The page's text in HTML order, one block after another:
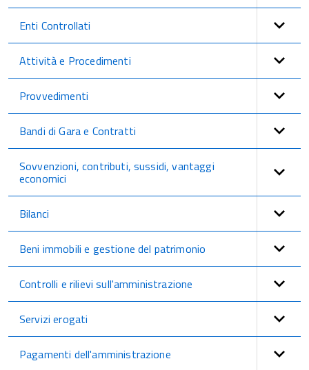
Enti Controllati
Attività e Procedimenti
Provvedimenti
Bandi di Gara e Contratti
Sovvenzioni, contributi, sussidi, vantaggi
economici
Bilanci
Beni immobili e gestione del patrimonio
Controlli e rilievi sull'amministrazione
Servizi erogati
Pagamenti dell'amministrazione